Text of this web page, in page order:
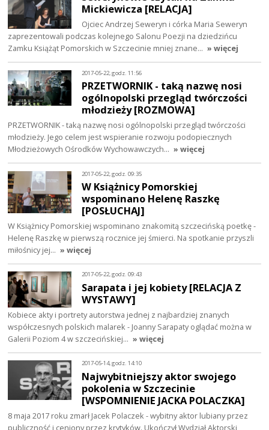
Mickiewicza [RELACJA]
Ojciec Andrzej Seweryn i córka Maria Seweryn
zaprezentowali podczas kolejnego Salonu Poezji na dziedzińcu
Zamku Książąt Pomorskich w Szczecinie mniej znane… » więcej
2017-05-22, godz. 11:56
PRZETWORNIK - taką nazwę nosi
ogólnopolski przegląd twórczości
młodzieży [ROZMOWA]
PRZETWORNIK - taką nazwę nosi ogólnopolski przegląd twórczości
młodzieży. Jego celem jest wspieranie rozwoju podopiecznych
Młodzieżowych Ośrodków Wychowawczych… » więcej
2017-05-22, godz. 09:35
W Książnicy Pomorskiej
wspominano Helenę Raszkę
[POSŁUCHAJ]
W Książnicy Pomorskiej wspominano znakomitą szczecińską poetkę -
Helenę Raszkę w pierwszą rocznice jej śmierci. Na spotkanie przyszli
miłośnicy jej… » więcej
2017-05-22, godz. 09:43
Sarapata i jej kobiety [RELACJA Z
WYSTAWY]
Kobiece akty i portrety autorstwa jednej z najbardziej znanych
współczesnych polskich malarek - Joanny Sarapaty oglądać można w
Galerii Poziom 4 w szczecińskiej… » więcej
2017-05-14, godz. 14:10
Najwybitniejszy aktor swojego
pokolenia w Szczecinie
[WSPOMNIENIE JACKA POLACZKA]
8 maja 2017 roku zmarł Jacek Polaczek - wybitny aktor lubiany przez
publiczność i ceniony przez krytyków. Ukończył Wydział Aktorski